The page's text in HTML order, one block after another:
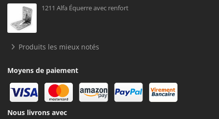
1211 Alfa Équerre avec renfort
Produits les mieux notés
Moyens de paiement
Nous livrons avec